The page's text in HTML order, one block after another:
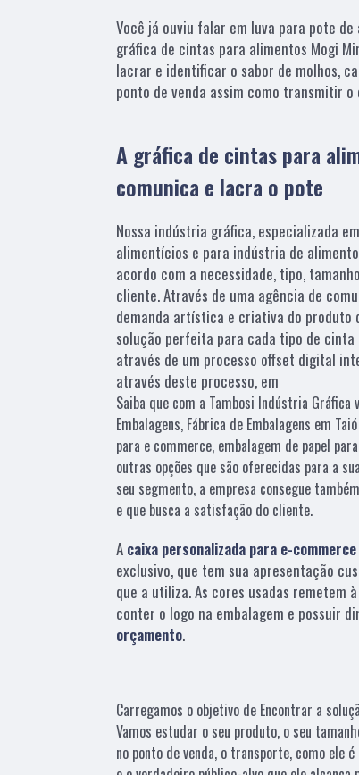
Você já ouviu falar em luva para pote
gráfica de cintas para alimentos Mogi
lacrar e identificar o sabor de molhos,
ponto de venda assim como transmitir
A gráfica de cintas para
comunica e lacra o pote
Nossa indústria gráfica, especializada
alimentícios e para indústria de
acordo com a necessidade, tipo,
cliente. Através de uma agência de
demanda artística e criativa do
solução perfeita para cada tipo de
através de um processo offset digital
através deste processo, em
Saiba que com a Tambosi Indústria
Embalagens, Fábrica de Embalagens em
para e commerce, embalagem de papel
outras opções que são oferecidas para a
seu segmento, a empresa consegue
e que busca a satisfação do cliente.
A caixa personalizada para e-commerce
exclusivo, que tem sua apresentação
que a utiliza. As cores usadas remetem
conter o logo na embalagem e possuir
orçamento.
Carregamos o objetivo de Encontrar a
Vamos estudar o seu produto, o seu
no ponto de venda, o transporte, como ele